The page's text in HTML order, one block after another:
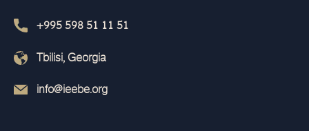
+995 598 51 11 51
Tbilisi, Georgia
info@ieebe.org